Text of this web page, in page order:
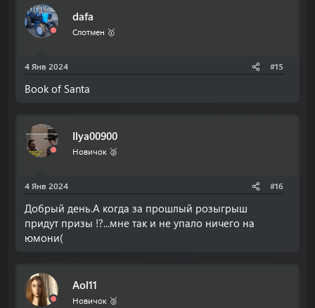
dafa
Слотмен 🥇
4 Янв 2024 #15
Book of Santa
Ilya00900
Новичок 🥈
4 Янв 2024 #16
Добрый день.А когда за прошлый розыгрыш
придут призы !?...мне так и не упало ничего на
юмони(
Aol11
Новичок 🥈